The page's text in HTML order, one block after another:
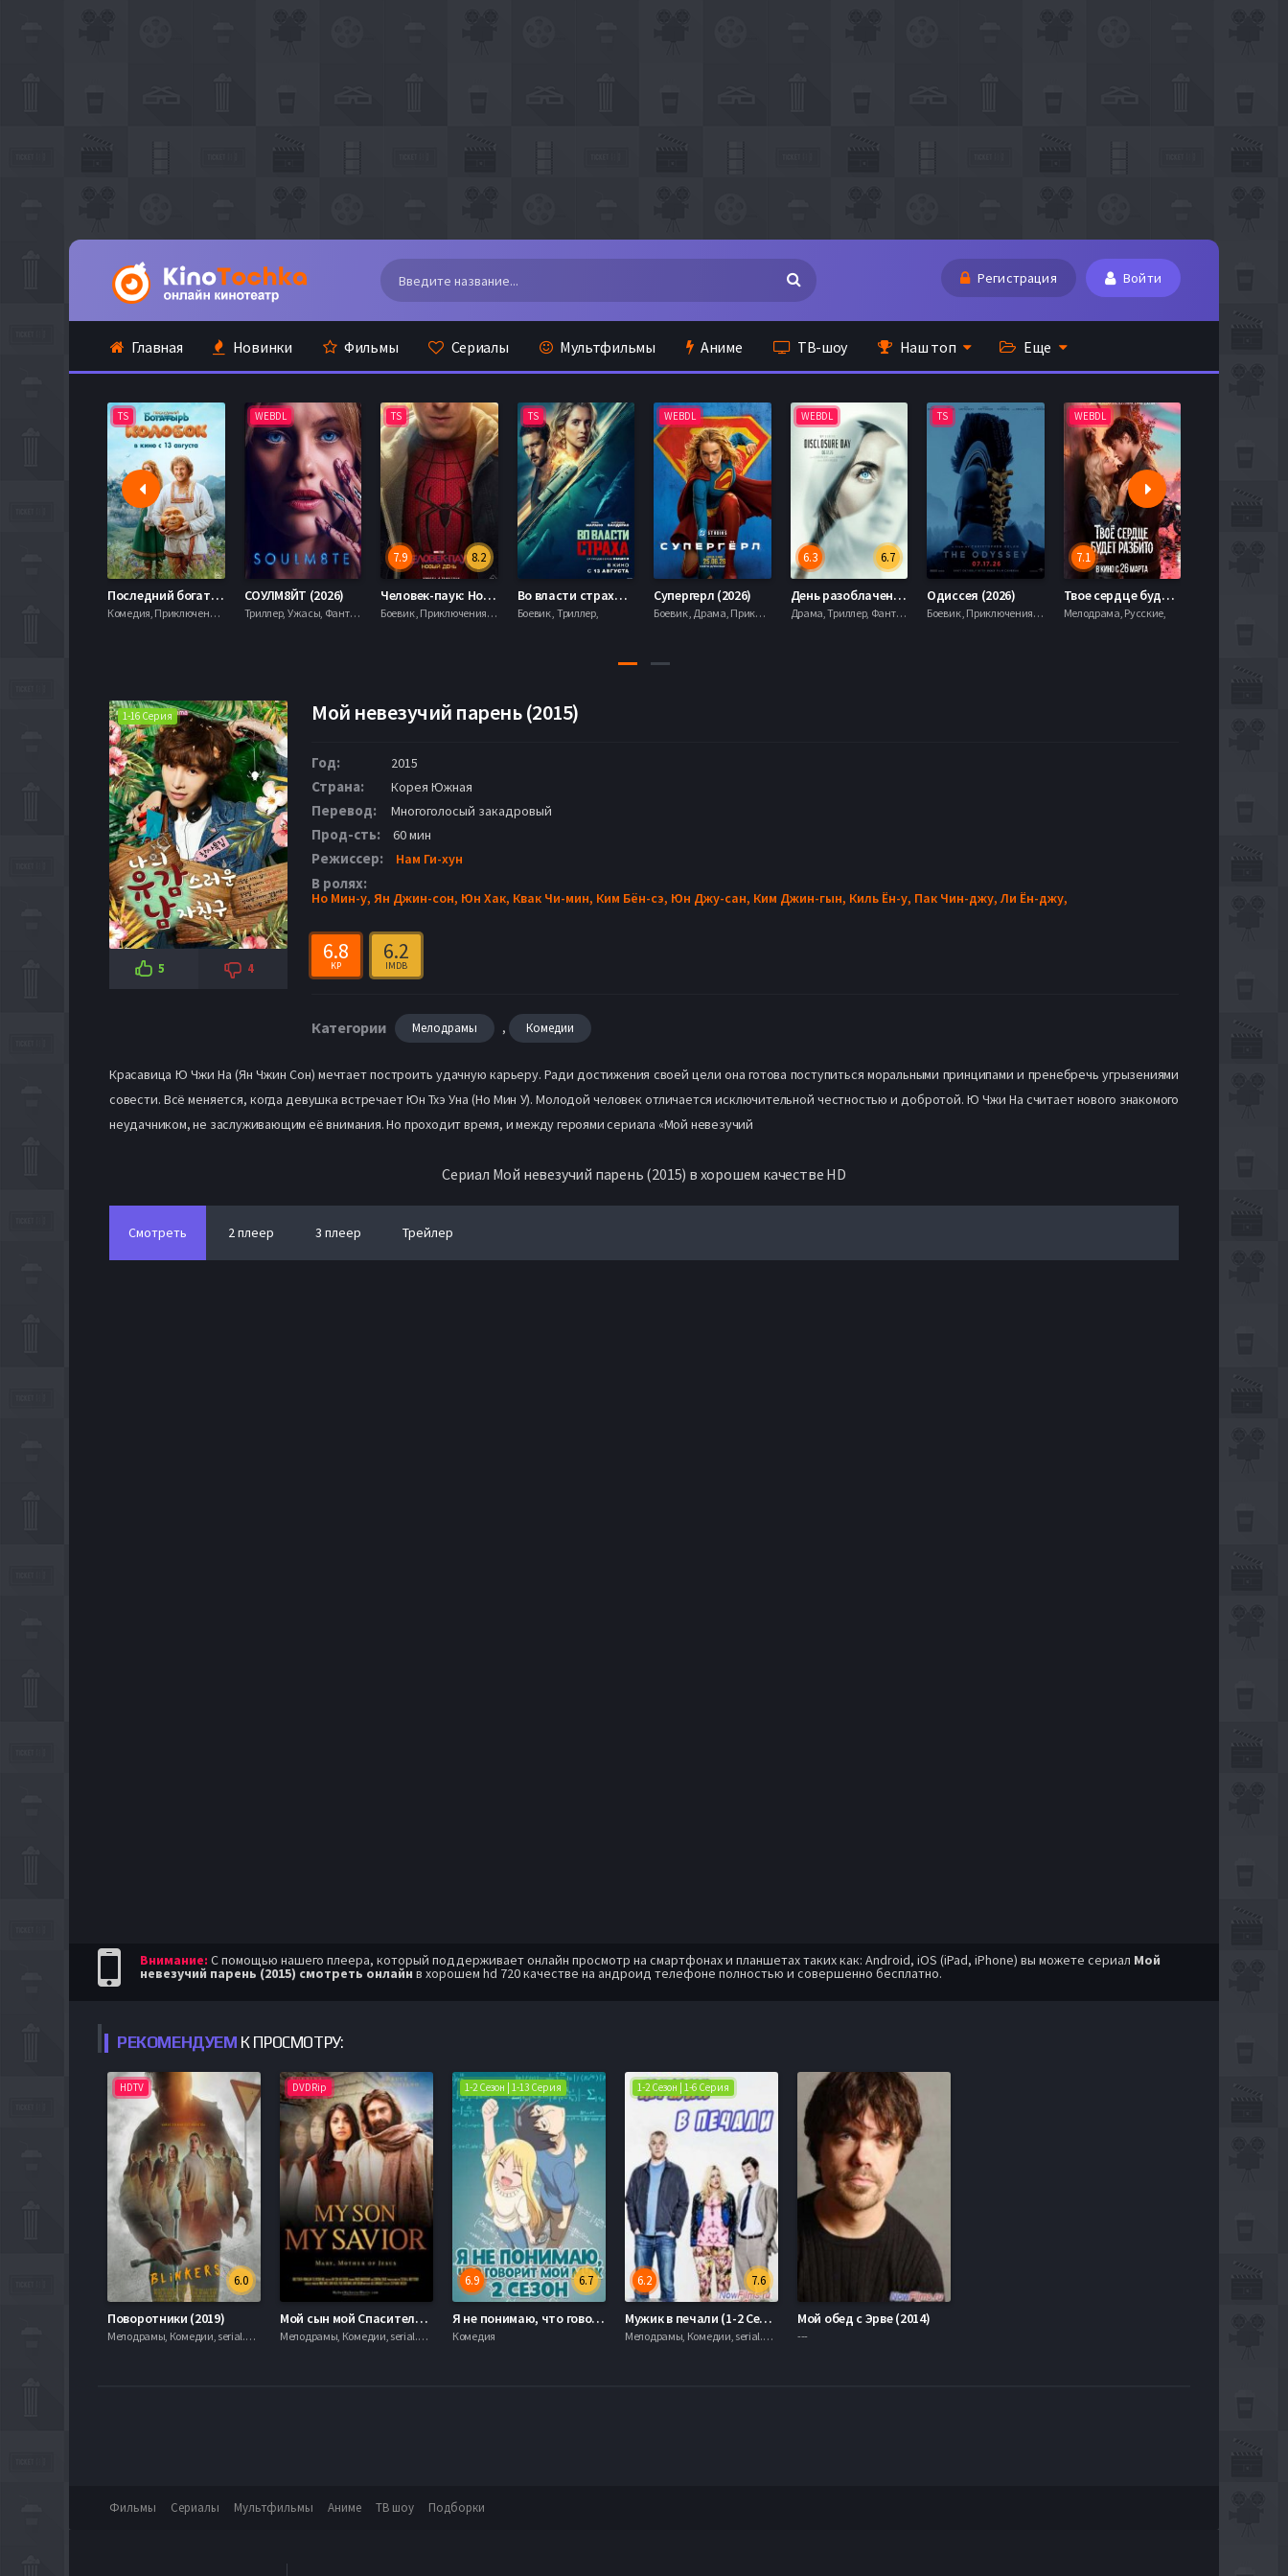
Регистрация Войти
Главная Новинки Фильмы Сериалы Мультфильмы Аниме ТВ-шоу Наш топ Еще
TS
Последний богатырь. Колобок (2026)
Комедия, Приключения, Фэнтези,
WEBDL
СОУЛМ8ЙТ (2026)
Триллер, Ужасы, Фантастика,
TS
8.2
7.9
Человек-паук: Новый день (2026)
Боевик , Приключения, Фантастика, Фэнтези,
TS
Во власти страха (2026)
Боевик , Триллер,
WEBDL
Супергерл (2026)
Боевик , Драма, Приключения, Фантастика,
WEBDL
6.7
6.3
День разоблачения (2026)
Драма, Триллер, Фантастика,
TS
Одиссея (2026)
Боевик , Приключения, Фэнтези,
WEBDL
7.1
Твое сердце будет разбито (2026)
Мелодрама, Русские,
1-16 Серия
5 4
Мой невезучий парень (2015)
Год: 2015
Страна: Корея Южная
Перевод: Многоголосый закадровый
Прод-сть: 60 мин
Режиссер: Нам Ги-хун
В ролях:
Но Мин-у, Ян Джин-сон, Юн Хак, Квак Чи-мин, Ким Бён-сэ, Юн Джу-сан, Ким Джин-гын, Киль Ён-у, Пак Чин-джу,Ли Ён-джу,
6.8
KP
6.2
IMDB
Категории Мелодрамы , Комедии
Красавица Ю Чжи На (Ян Чжин Сон) мечтает построить удачную карьеру. Ради достижения своей цели она готова поступиться моральными принципами и пренебречь угрызениями
совести. Всё меняется, когда девушка встречает Юн Тхэ Уна (Но Мин У). Молодой человек отличается исключительной честностью и добротой. Ю Чжи На считает нового знакомого
неудачником, не заслуживающим её внимания. Но проходит время, и между героями сериала «Мой невезучий
Сериал Мой невезучий парень (2015) в хорошем качестве HD
Смотреть 2 плеер 3 плеер Трейлер
Внимание: С помощью нашего плеера, который поддерживает онлайн просмотр на смартфонах и планшетах таких как: Android, iOS (iPad, iPhone) вы можете сериал Мой
невезучий парень (2015) смотреть онлайн в хорошем hd 720 качестве на андроид телефоне полностью и совершенно бесплатно.
РЕКОМЕНДУЕМ К ПРОСМОТРУ:
HDTV
6.0
Поворотники (2019)
Мелодрамы, Комедии, serial.mob
DVDRip
Мой сын мой Спаситель (2015)
Мелодрамы, Комедии, serial.mob
1-2 Сезон | 1-13 Серия
6.7
6.9
Я не понимаю, что говорит мой муж / Я ни хрена не понимаю о чем говорит мой муж / Я не могу понять, что говорит мой муж (2015) 1-2 Сезон
Комедия
1-2 Сезон | 1-6 Серия
7.6
6.2
Мужик в печали (1-2 Сезон) (2013)
Мелодрамы, Комедии, serial.mob
Мой обед с Эрве (2014)
---
Фильмы Сериалы Мультфильмы Аниме ТВ шоу Подборки